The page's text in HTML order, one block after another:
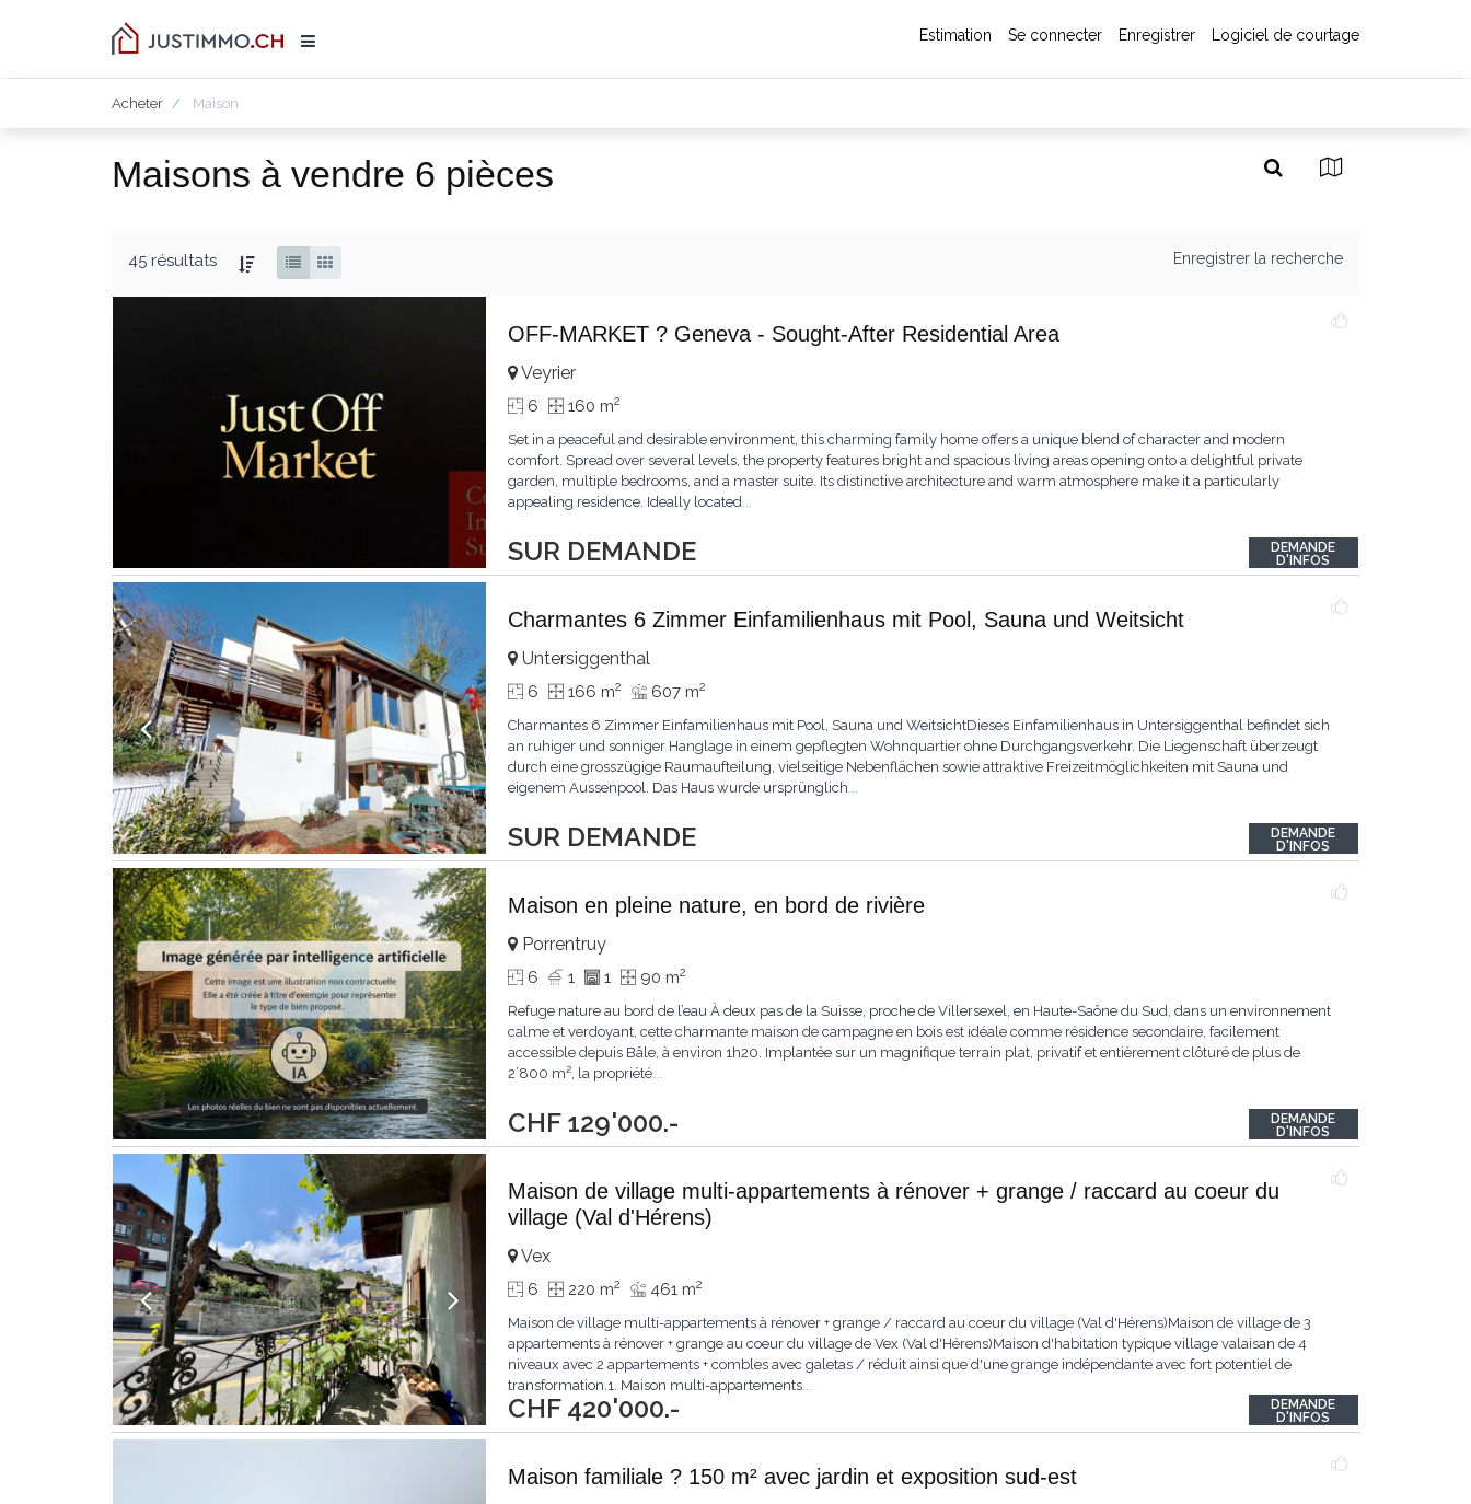
Estimation Se connecter Enregistrer Logiciel de courtage
Acheter Maison
Maisons à vendre 6 pièces
45 résultats Enregistrer la recherche
OFF-MARKET ? Geneva - Sought-After Residential Area
SUR DEMANDE
Veyrier
6 160 m2
Set in a peaceful and desirable environment, this charming family home offers a unique blend of character and modern
comfort. Spread over several levels, the property features bright and spacious living areas opening onto a delightful private
garden, multiple bedrooms, and a master suite. Its distinctive architecture and warm atmosphere make it a particularly
appealing residence. Ideally located...
DEMANDE
D'INFOS
Charmantes 6 Zimmer Einfamilienhaus mit Pool, Sauna und Weitsicht
SUR DEMANDE
Untersiggenthal
6 166 m2 607 m2
Charmantes 6 Zimmer Einfamilienhaus mit Pool, Sauna und WeitsichtDieses Einfamilienhaus in Untersiggenthal befindet sich
an ruhiger und sonniger Hanglage in einem gepflegten Wohnquartier ohne Durchgangsverkehr. Die Liegenschaft überzeugt
durch eine grosszügige Raumaufteilung, vielseitige Nebenflächen sowie attraktive Freizeitmöglichkeiten mit Sauna und
eigenem Aussenpool. Das Haus wurde ursprünglich...
DEMANDE
D'INFOS
Maison en pleine nature, en bord de rivière
CHF 129'000.-
Porrentruy
6 1 1 90 m2
Refuge nature au bord de l’eau À deux pas de la Suisse, proche de Villersexel, en Haute-Saône du Sud, dans un environnement
calme et verdoyant, cette charmante maison de campagne en bois est idéale comme résidence secondaire, facilement
accessible depuis Bâle, à environ 1h20. Implantée sur un magnifique terrain plat, privatif et entièrement clôturé de plus de
2’800 m², la propriété...
DEMANDE
D'INFOS
Maison de village multi-appartements à rénover + grange / raccard au coeur du
village (Val d'Hérens)
CHF 420'000.-
Vex
6 220 m2 461 m2
Maison de village multi-appartements à rénover + grange / raccard au coeur du village (Val d'Hérens)Maison de village de 3
appartements à rénover + grange au coeur du village de Vex (Val d'Hérens)Maison d'habitation typique village valaisan de 4
niveaux avec 2 appartements + combles avec galetas / réduit ainsi que d'une grange indépendante avec fort potentiel de
transformation.1. Maison multi-appartements...
DEMANDE
D'INFOS
Maison familiale ? 150 m² avec jardin et exposition sud-est